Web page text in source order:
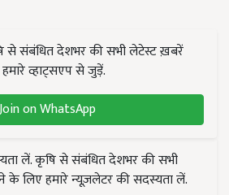
से संबंधित देशभर की सभी लेटेस्ट ख़बरें
व्हाट्सएप से जुड़ें.
on WhatsApp
लें. कृषि से संबंधित देशभर की सभी
लिए हमारे न्यूज़लेटर की सदस्यता लें.